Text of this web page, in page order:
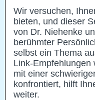
Wir versuchen,
bieten, und dieser
von Dr. Niehenke
berühmter
selbst ein Thema
Link-Empfehlungen
mit einer
konfrontiert, hilft
weiter.